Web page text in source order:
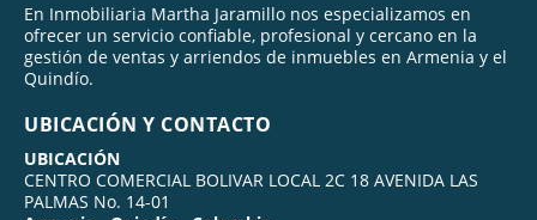
En Inmobiliaria Martha Jaramillo nos especializamos en
ofrecer un servicio confiable, profesional y cercano en la
gestión de ventas y arriendos de inmuebles en Armenia y el
Quindío.
UBICACIÓN Y CONTACTO
UBICACIÓN
CENTRO COMERCIAL BOLIVAR LOCAL 2C 18 AVENIDA LAS
PALMAS No. 14-01